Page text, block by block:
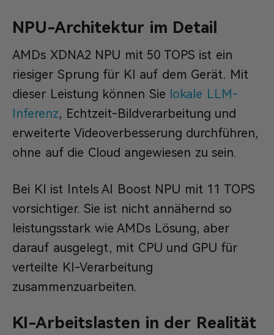
NPU-Architektur im Detail
AMDs XDNA2 NPU mit 50 TOPS ist ein
riesiger Sprung für KI auf dem Gerät. Mit
dieser Leistung können Sie lokale LLM-
Inferenz, Echtzeit-Bildverarbeitung und
erweiterte Videoverbesserung durchführen,
ohne auf die Cloud angewiesen zu sein.
Bei KI ist Intels AI Boost NPU mit 11 TOPS
vorsichtiger. Sie ist nicht annähernd so
leistungsstark wie AMDs Lösung, aber
darauf ausgelegt, mit CPU und GPU für
verteilte KI-Verarbeitung
zusammenzuarbeiten.
KI-Arbeitslasten in der Realität